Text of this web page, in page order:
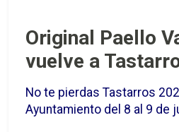
Original Paello
vuelve a
No te pierdas Tastarros
Ayuntamiento del 8 al 9 de